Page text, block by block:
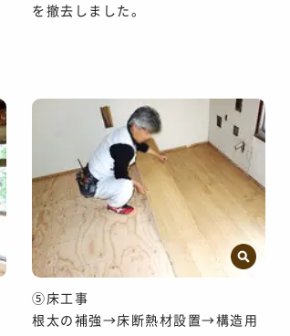
を撤去しました。
⑤床工事
根太の補強→床断熱材設置→構造用